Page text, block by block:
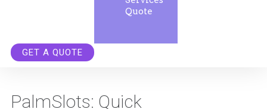
Quote
GET A QUOTE
PalmSlots: Quick